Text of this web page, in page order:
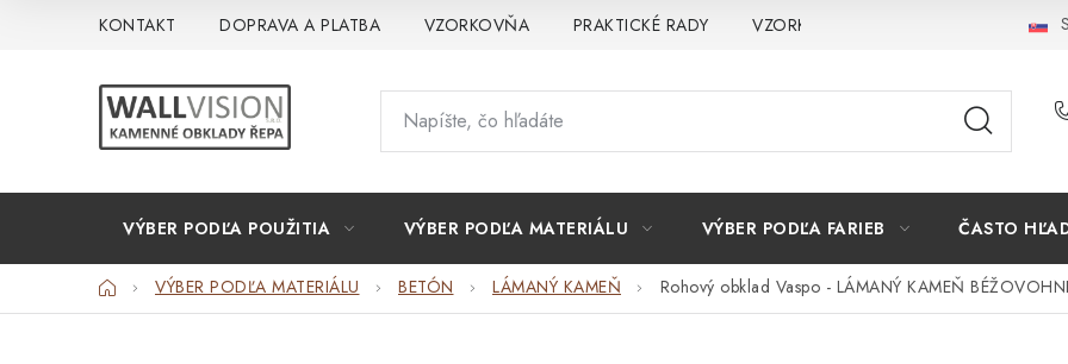
KONTAKT DOPRAVA A PLATBA VZORKOVŇA PRAKTICKÉ RADY VZORKA PREČO
VÝBER PODĽA POUŽITIA VÝBER PODĽA MATERIÁLU VÝBER PODĽA FARIEB ČASTO
DomovVÝBER PODĽA MATERIÁLU BETÓN LÁMANÝ KAMEŇ Rohový obklad Vaspo - LÁMANÝ KAMEŇ